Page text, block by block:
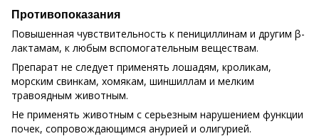
Противопоказания
Повышенная чувствительность к пенициллинам и другим β-
лактамам, к любым вспомогательным веществам.
Препарат не следует применять лошадям, кроликам,
морским свинкам, хомякам, шиншиллам и мелким
травоядным животным.
Не применять животным с серьезным нарушением функции
почек, сопровождающимся анурией и олигурией.